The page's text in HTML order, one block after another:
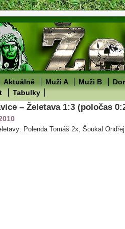
Aktuálně Muži A Muži B
Tabulky
– Želetava 1:3 (poločas
Polenda Tomáš 2x, Šoukal Ondřej